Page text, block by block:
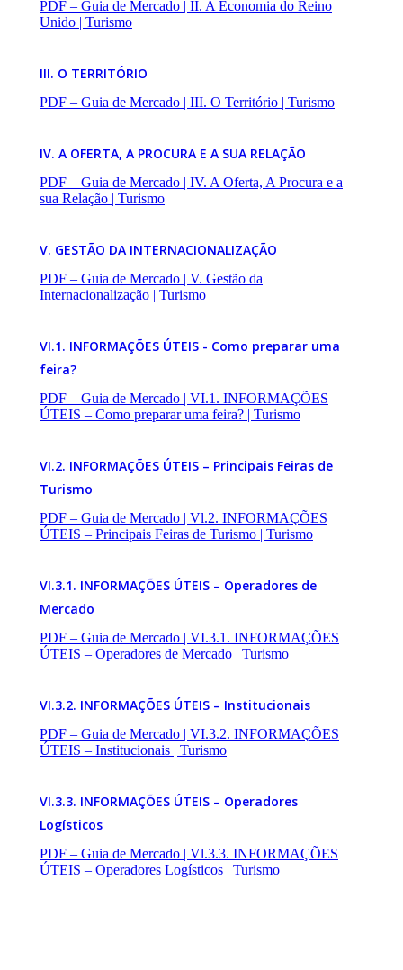
PDF – Guia de Mercado | II. A Economia do Reino
Unido | Turismo
III. O TERRITÓRIO
PDF – Guia de Mercado | III. O Território | Turismo
IV. A OFERTA, A PROCURA E A SUA RELAÇÃO
PDF – Guia de Mercado | IV. A Oferta, A Procura e a
sua Relação | Turismo
V. GESTÃO DA INTERNACIONALIZAÇÃO
PDF – Guia de Mercado | V. Gestão da
Internacionalização | Turismo
VI.1. INFORMAÇÕES ÚTEIS - Como preparar uma
feira?
PDF – Guia de Mercado | VI.1. INFORMAÇÕES
ÚTEIS – Como preparar uma feira? | Turismo
VI.2. INFORMAÇÕES ÚTEIS – Principais Feiras de
Turismo
PDF – Guia de Mercado | Vl.2. INFORMAÇÕES
ÚTEIS – Principais Feiras de Turismo | Turismo
VI.3.1. INFORMAÇÕES ÚTEIS – Operadores de
Mercado
PDF – Guia de Mercado | VI.3.1. INFORMAÇÕES
ÚTEIS – Operadores de Mercado | Turismo
VI.3.2. INFORMAÇÕES ÚTEIS – Institucionais
PDF – Guia de Mercado | VI.3.2. INFORMAÇÕES
ÚTEIS – Institucionais | Turismo
VI.3.3. INFORMAÇÕES ÚTEIS – Operadores
Logísticos
PDF – Guia de Mercado | Vl.3.3. INFORMAÇÕES
ÚTEIS – Operadores Logísticos | Turismo